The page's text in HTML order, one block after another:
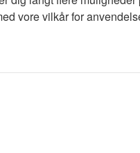
vore vilkår for